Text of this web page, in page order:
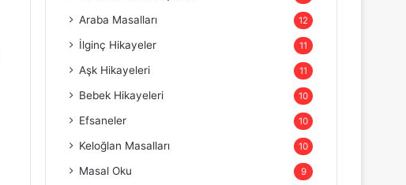
Araba Masalları 12
İlginç Hikayeler 11
Aşk Hikayeleri 11
Bebek Hikayeleri 10
Efsaneler 10
Keloğlan Masalları 10
Masal Oku 9